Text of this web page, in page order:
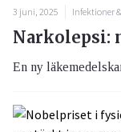
3 juni, 2025 Infektioner
Narkolepsi:
En ny